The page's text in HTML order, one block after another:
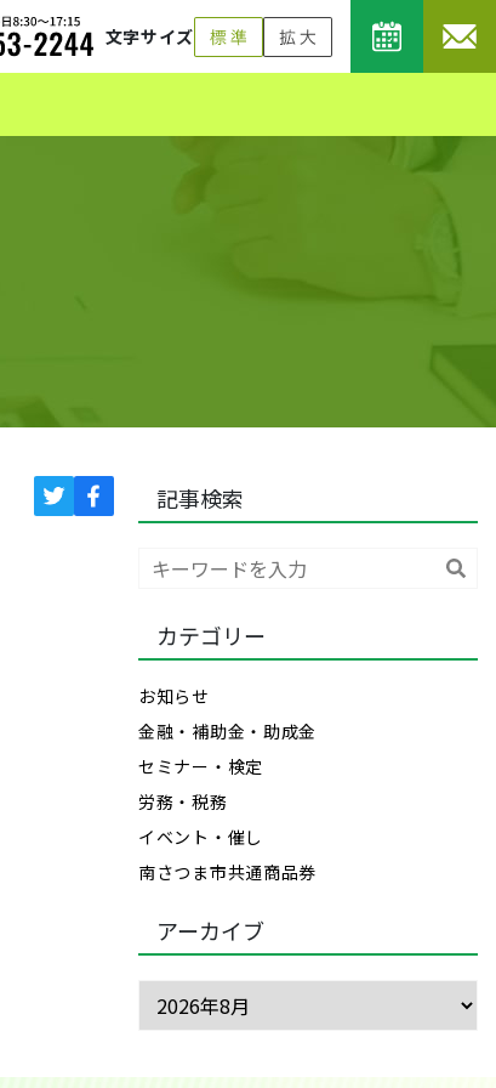
文字サイズ
記事検索
カテゴリー
お知らせ
金融・補助金・助成金
セミナー・検定
労務・税務
イベント・催し
南さつま市共通商品券
アーカイブ